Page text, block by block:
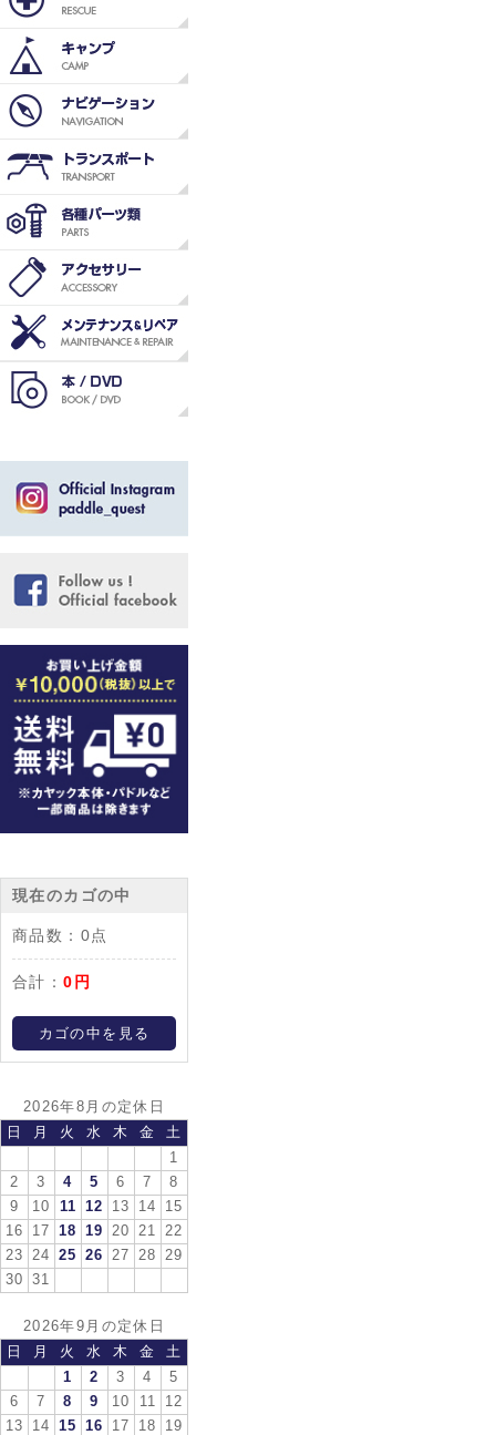
現在のカゴの中
商品数： 0点
合計：0円
カゴの中を見る
2026年8月の定休日
日
月 火 水 木 金
土
1
2
3 4 5 6 7
8
9
10 11 12 13 14
15
16
17 18 19 20 21
22
23
24 25 26 27 28
29
30
31
2026年9月の定休日
日
月 火 水 木 金
土
1
2 3 4
5
6
7 8 9 10 11
12
13
14 15 16 17 18
19